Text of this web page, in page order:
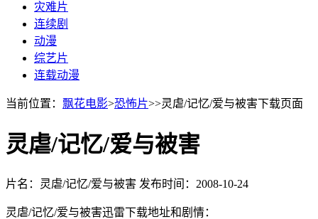
灾难片
连续剧
动漫
综艺片
连载动漫
当前位置： 飘花电影>恐怖片>>灵虐/记忆/爱与被害下载页面
灵虐/记忆/爱与被害
片名：灵虐/记忆/爱与被害 发布时间：2008-10-24
灵虐/记忆/爱与被害迅雷下载地址和剧情：